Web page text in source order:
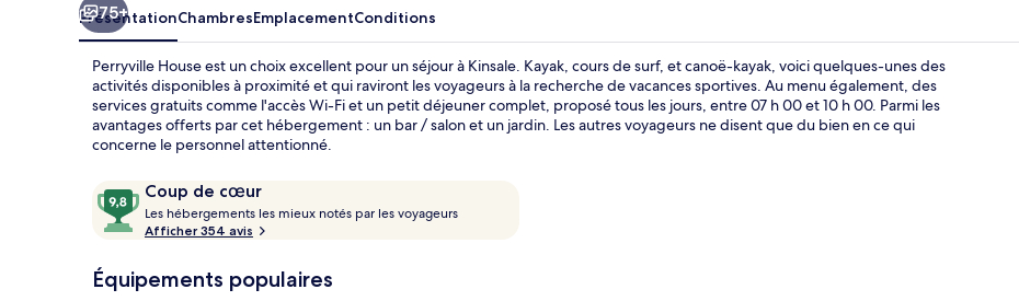
Façade de
75+
PrésentationChambresEmplacementConditions
Perryville House est un choix excellent pour un séjour à Kinsale. Kayak, cours de surf, et canoë-kayak, voici quelques-unes des
activités disponibles à proximité et qui raviront les voyageurs à la recherche de vacances sportives. Au menu également, des
services gratuits comme l'accès Wi-Fi et un petit déjeuner complet, proposé tous les jours, entre 07 h 00 et 10 h 00. Parmi les
avantages offerts par cet hébergement : un bar / salon et un jardin. Les autres voyageurs ne disent que du bien en ce qui
concerne le personnel attentionné.
Avis
voyageurs
Coup de cœur
9,8
sur
10,
de
Les hébergements les mieux notés par les voyageurs
Afficher 354 avis
Équipements populaires